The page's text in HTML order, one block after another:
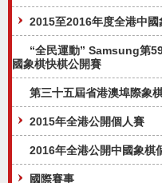
2015至2016年度全港中國
“全民運動” Samsung第
國象棋快棋公開賽
第三十五屆省港澳埠際象
2015年全港公開個人賽
2016年全港公開中國象棋
國際賽事